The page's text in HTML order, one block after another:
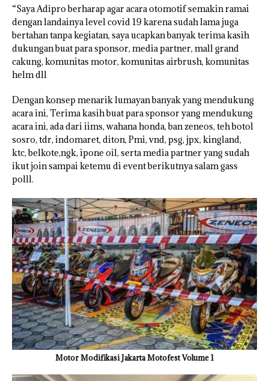
“Saya Adipro berharap agar acara otomotif semakin ramai
dengan landainya level covid 19 karena sudah lama juga
bertahan tanpa kegiatan, saya ucapkan banyak terima kasih
dukungan buat para sponsor, media partner, mall grand
cakung, komunitas motor, komunitas airbrush, komunitas
helm dll
Dengan konsep menarik lumayan banyak yang mendukung
acara ini, Terima kasih buat para sponsor yang mendukung
acara ini, ada dari iims, wahana honda, ban zeneos, teh botol
sosro, tdr, indomaret, diton, Pmi, vnd, psg, jpx, kingland,
ktc, belkote,ngk, ipone oil, serta media partner yang sudah
ikut join sampai ketemu di event berikutnya salam gass
polll.
Motor Modifikasi Jakarta Motofest Volume 1